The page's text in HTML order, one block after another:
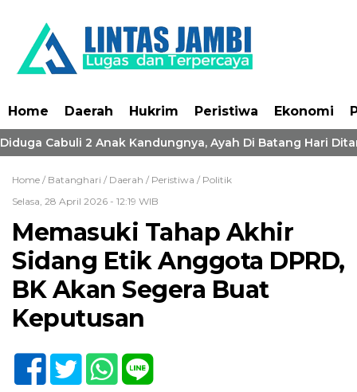
Home Daerah Hukrim Peristiwa Ekonomi
Cabuli 2 Anak Kandungnya, Ayah Di Batang Hari
Home / Batanghari / Daerah / Peristiwa / Politik
Selasa, 28 April 2026 - 12:19 WIB
Memasuki Tahap Akhir
Sidang Etik Anggota DPRD,
BK Akan Segera Buat
Keputusan